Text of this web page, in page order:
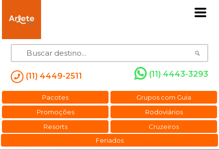
(11) 4449-2511 (11) 4443-3293
Pacotes
Grupos com Guia
Promoções
Rodoviários
Resorts
Cruzeiros
Feriados